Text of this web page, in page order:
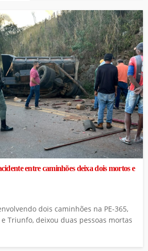
entre caminhões deixa dois mortos e
dois caminhões na PE-365,
Triunfo, deixou duas pessoas mortas